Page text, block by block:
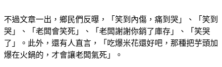
不過文章一出，鄉民們反曝，「笑到內傷，痛到哭」、「笑到
哭」、「老闆會笑死」、「老闆謝謝你銷了庫存」、「笑哭
了」。此外，還有人直言，「吃爆米花還好吧，那種把芋頭加